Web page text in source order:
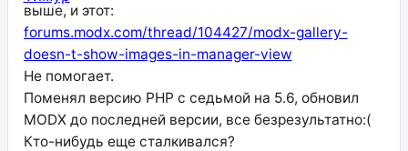
выше, и этот:
forums.modx.com/thread/104427/modx-gallery-
doesn-t-show-images-in-manager-view
Не помогает.
Поменял версию PHP с седьмой на 5.6, обновил
MODX до последней версии, все безрезультатно:(
Кто-нибудь еще сталкивался?